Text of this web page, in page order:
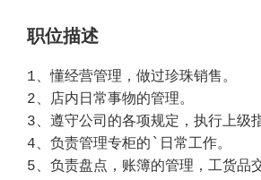
职位描述
1、懂经营管理，做过珍珠销售。
2、店内日常事物的管理。
3、遵守公司的各项规定，执行上
4、负责管理专柜的`日常工作。
5、负责盘点，账簿的管理，